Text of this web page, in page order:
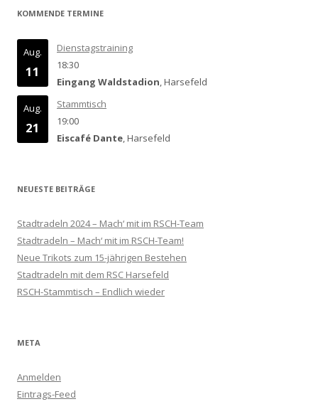
KOMMENDE TERMINE
Aug.
11
Dienstagstraining
18:30
Eingang Waldstadion, Harsefeld
Aug.
21
Stammtisch
19:00
Eiscafé Dante, Harsefeld
NEUESTE BEITRÄGE
Stadtradeln 2024 – Mach‘ mit im RSCH-Team
Stadtradeln – Mach‘ mit im RSCH-Team!
Neue Trikots zum 15-jährigen Bestehen
Stadtradeln mit dem RSC Harsefeld
RSCH-Stammtisch – Endlich wieder
META
Anmelden
Eintrags-Feed